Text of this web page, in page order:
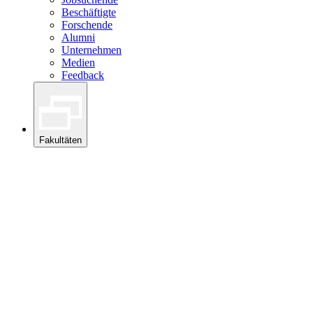
Beschäftigte
Forschende
Alumni
Unternehmen
Medien
Feedback
Fakultäten